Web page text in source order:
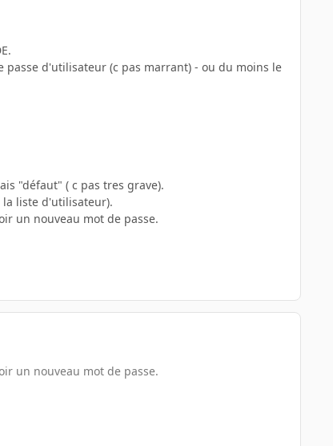
d'utilisateur (c pas marrant) - ou du moins le
"défaut" ( c pas tres grave).
la liste d'utilisateur).
un nouveau mot de passe.
un nouveau mot de passe.